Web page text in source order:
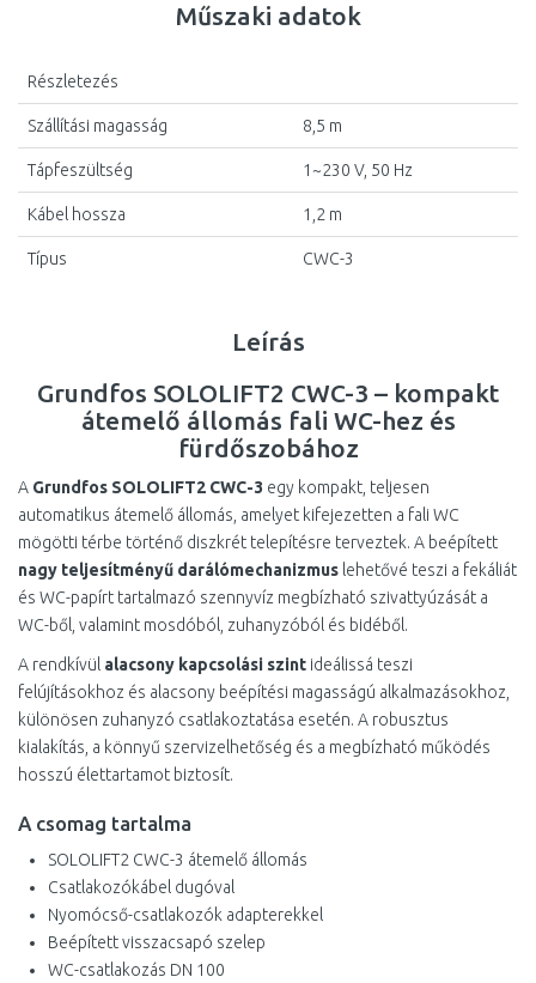
Leírás
Grundfos SOLOLIFT2 CWC-3 – kompakt
átemelő állomás fali WC-hez és
fürdőszobához
A Grundfos SOLOLIFT2 CWC-3 egy kompakt, teljesen
automatikus átemelő állomás, amelyet kifejezetten a fali WC
mögötti térbe történő diszkrét telepítésre terveztek. A beépített
nagy teljesítményű darálómechanizmus lehetővé teszi a fekáliát
és WC-papírt tartalmazó szennyvíz megbízható szivattyúzását a
WC-ből, valamint mosdóból, zuhanyzóból és bidéből.
A rendkívül alacsony kapcsolási szint ideálissá teszi
felújításokhoz és alacsony beépítési magasságú alkalmazásokhoz,
különösen zuhanyzó csatlakoztatása esetén. A robusztus
kialakítás, a könnyű szervizelhetőség és a megbízható működés
hosszú élettartamot biztosít.
A csomag tartalma
SOLOLIFT2 CWC-3 átemelő állomás
Csatlakozókábel dugóval
Nyomócső-csatlakozók adapterekkel
Beépített visszacsapó szelep
WC-csatlakozás DN 100
Műszaki adatok
Részletezés
Szállítási magasság 8,5 m
Tápfeszültség 1~230 V, 50 Hz
Kábel hossza 1,2 m
Típus CWC-3